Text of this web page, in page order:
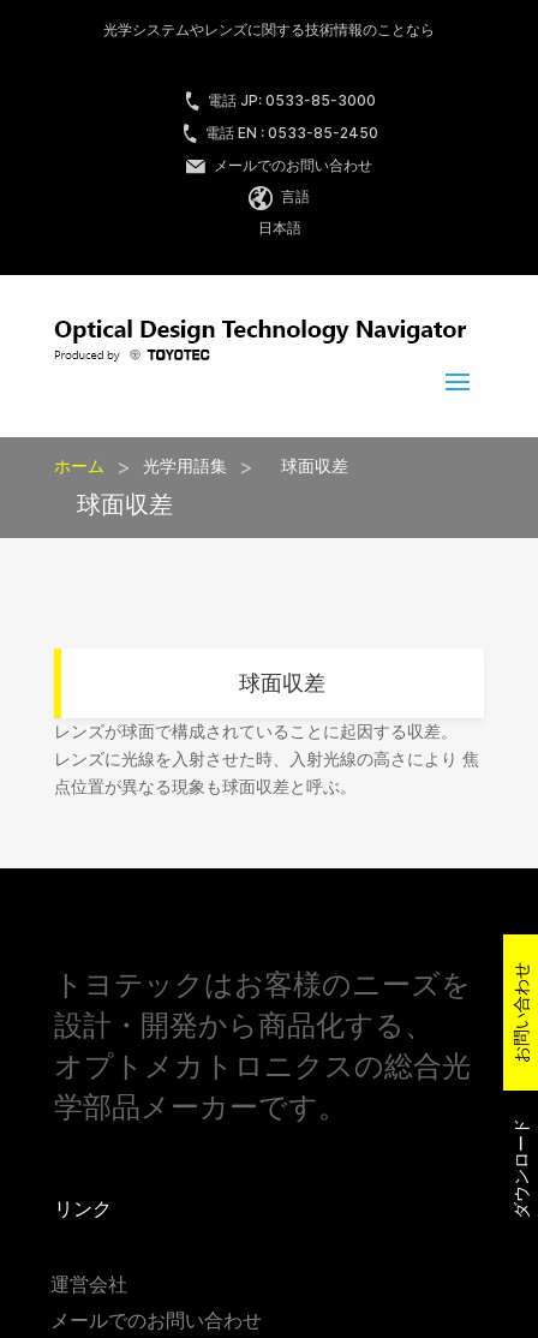
光学システムやレンズに関する技術情報のことなら
電話 JP: 0533-85-3000
電話 EN : 0533-85-2450
メールでのお問い合わせ
言語
日本語
ホーム > 光学用語集 > B 球面収差
B 球面収差
B 球面収差
レンズが球面で構成されていることに起因する収差。
レンズに光線を入射させた時、入射光線の高さにより 焦
点位置が異なる現象も球面収差と呼ぶ。
トヨテックはお客様のニーズを
設計・開発から商品化する、
オプトメカトロニクスの総合光
学部品メーカーです。
リンク
運営会社
メールでのお問い合わせ
ダウンロード
お問い合わせ